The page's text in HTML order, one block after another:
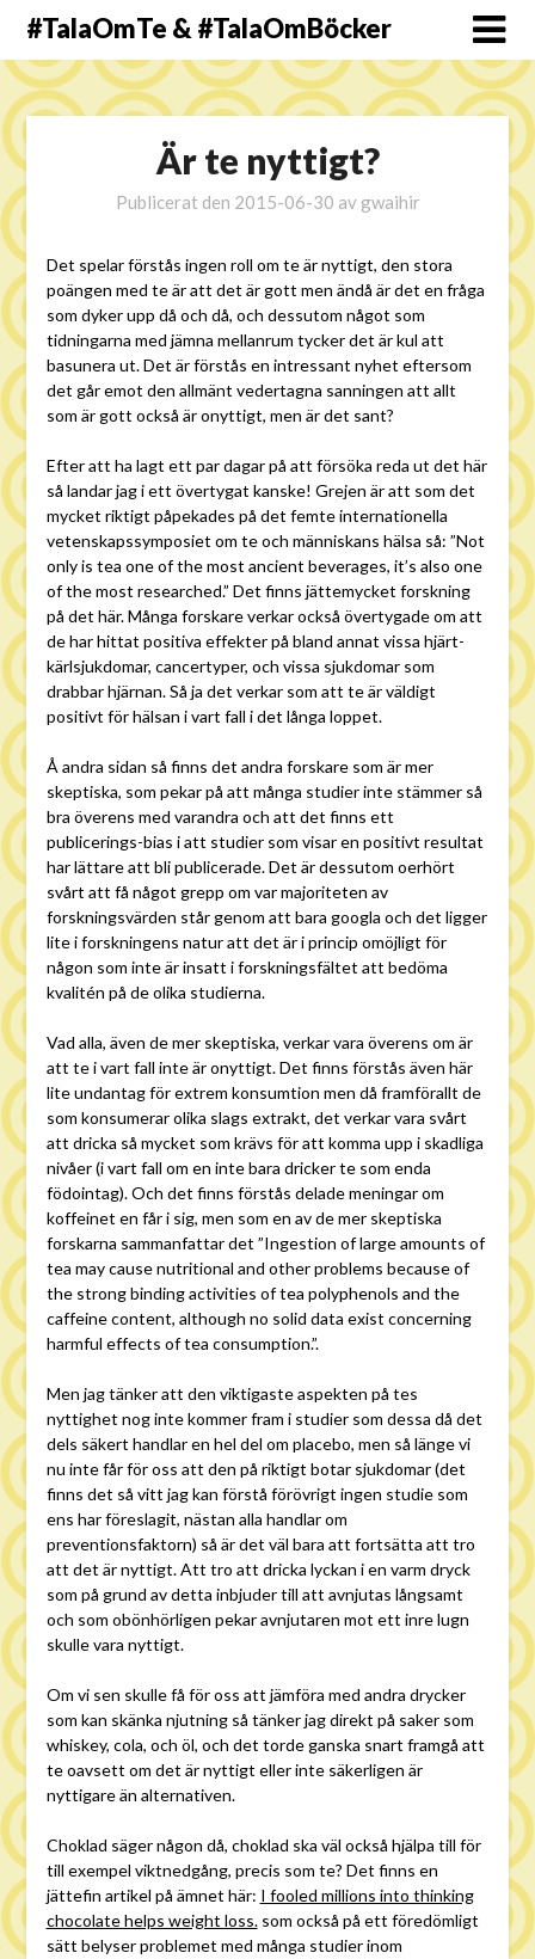
#TalaOmTe & #TalaOmBöcker
Är te nyttigt?
Publicerat den 2015-06-30 av gwaihir
Det spelar förstås ingen roll om te är nyttigt, den stora
poängen med te är att det är gott men ändå är det en fråga
som dyker upp då och då, och dessutom något som
tidningarna med jämna mellanrum tycker det är kul att
basunera ut. Det är förstås en intressant nyhet eftersom
det går emot den allmänt vedertagna sanningen att allt
som är gott också är onyttigt, men är det sant?
Efter att ha lagt ett par dagar på att försöka reda ut det här
så landar jag i ett övertygat kanske! Grejen är att som det
mycket riktigt påpekades på det femte internationella
vetenskapssymposiet om te och människans hälsa så: ”Not
only is tea one of the most ancient beverages, it’s also one
of the most researched.” Det finns jättemycket forskning
på det här. Många forskare verkar också övertygade om att
de har hittat positiva effekter på bland annat vissa hjärt-
kärlsjukdomar, cancertyper, och vissa sjukdomar som
drabbar hjärnan. Så ja det verkar som att te är väldigt
positivt för hälsan i vart fall i det långa loppet.
Å andra sidan så finns det andra forskare som är mer
skeptiska, som pekar på att många studier inte stämmer så
bra överens med varandra och att det finns ett
publicerings-bias i att studier som visar en positivt resultat
har lättare att bli publicerade. Det är dessutom oerhört
svårt att få något grepp om var majoriteten av
forskningsvärden står genom att bara googla och det ligger
lite i forskningens natur att det är i princip omöjligt för
någon som inte är insatt i forskningsfältet att bedöma
kvalitén på de olika studierna.
Vad alla, även de mer skeptiska, verkar vara överens om är
att te i vart fall inte är onyttigt. Det finns förstås även här
lite undantag för extrem konsumtion men då framförallt de
som konsumerar olika slags extrakt, det verkar vara svårt
att dricka så mycket som krävs för att komma upp i skadliga
nivåer (i vart fall om en inte bara dricker te som enda
födointag). Och det finns förstås delade meningar om
koffeinet en får i sig, men som en av de mer skeptiska
forskarna sammanfattar det ”Ingestion of large amounts of
tea may cause nutritional and other problems because of
the strong binding activities of tea polyphenols and the
caffeine content, although no solid data exist concerning
harmful effects of tea consumption.”.
Men jag tänker att den viktigaste aspekten på tes
nyttighet nog inte kommer fram i studier som dessa då det
dels säkert handlar en hel del om placebo, men så länge vi
nu inte får för oss att den på riktigt botar sjukdomar (det
finns det så vitt jag kan förstå förövrigt ingen studie som
ens har föreslagit, nästan alla handlar om
preventionsfaktorn) så är det väl bara att fortsätta att tro
att det är nyttigt. Att tro att dricka lyckan i en varm dryck
som på grund av detta inbjuder till att avnjutas långsamt
och som obönhörligen pekar avnjutaren mot ett inre lugn
skulle vara nyttigt.
Om vi sen skulle få för oss att jämföra med andra drycker
som kan skänka njutning så tänker jag direkt på saker som
whiskey, cola, och öl, och det torde ganska snart framgå att
te oavsett om det är nyttigt eller inte säkerligen är
nyttigare än alternativen.
Choklad säger någon då, choklad ska väl också hjälpa till för
till exempel viktnedgång, precis som te? Det finns en
jättefin artikel på ämnet här: I fooled millions into thinking
chocolate helps weight loss.som också på ett föredömligt
sätt belyser problemet med många studier inom